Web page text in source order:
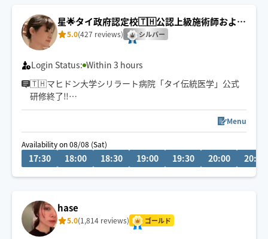
星🌟タイ政府認定校🇹🇭公認上級施術師および
教師
5.0(427 reviews) シルバー
Login Status: Within 3 hours
🇹🇭マヒドン大学シリラート病院「タイ伝統医学」公式
研修終了‼️
タイ伝統医学の医師から治療で行うタイ古式マッサージ
※「施術中」表示がない時ほぐぐ以外で施術している場
合がございます。返信が遅れますが必ず対応しますので
お待ち下さい。
Menu
Availability on 08/08 (Sat)
17:30 18:00 18:30 19:00 19:30 20:00 20:30
hase
5.0(1,814 reviews) ゴールド